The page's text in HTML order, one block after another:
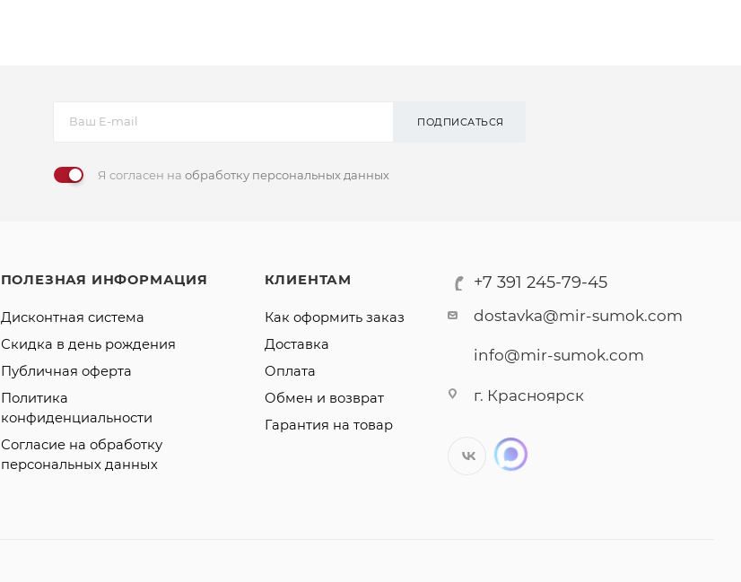
ПОДПИСАТЬСЯ
Я согласен на обработку персональных данных
ПОЛЕЗНАЯ ИНФОРМАЦИЯ
Дисконтная система
Скидка в день рождения
Публичная оферта
Политика
конфиденциальности
Согласие на обработку
персональных данных
КЛИЕНТАМ
Как оформить заказ
Доставка
Оплата
Обмен и возврат
Гарантия на товар
+7 391 245-79-45
dostavka@mir-sumok.com
info@mir-sumok.com
г. Красноярск